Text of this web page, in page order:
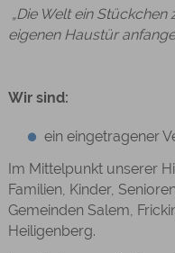
„Die Welt ein
eigenen Haustür
Wir sind:
ein eingetragener
Im Mittelpunkt unserer
Familien, Kinder,
Gemeinden Salem,
Heiligenberg.